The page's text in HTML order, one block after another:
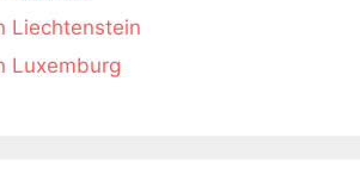
Liechtenstein
Luxemburg